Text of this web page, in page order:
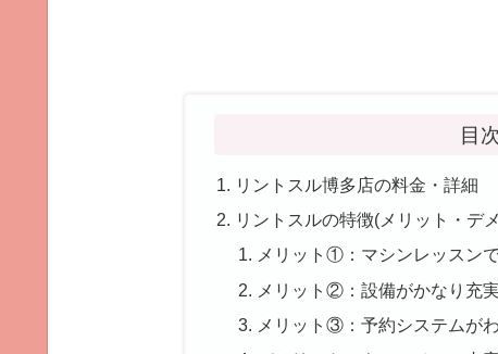
目次
リントスル博多店の料金・詳細
リントスルの特徴(メリット・デ
メリット①：マシンレッスン
メリット②：設備がかなり充
メリット③：予約システムが